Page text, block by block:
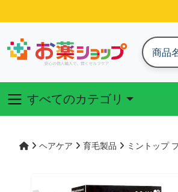
すべてのカテゴリ
ヘアケア 育毛製品 ミントップ